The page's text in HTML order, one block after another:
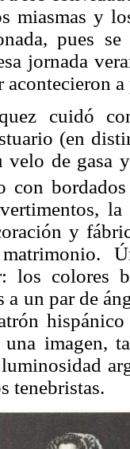
miasmas y
pues
jornada
acontecieron
cuidó
(en
velo de gasa
con
y
los colores
un par de
imagen,
tenebristas.